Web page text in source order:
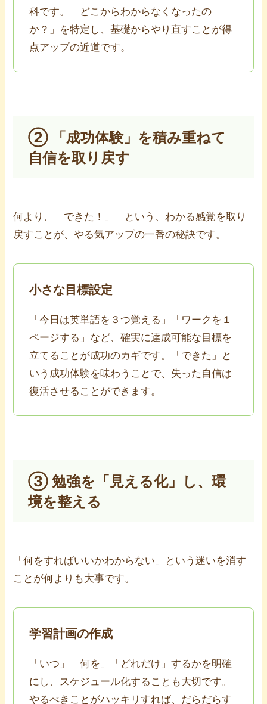
科です。「どこからわからなくなったの
か？」を特定し、基礎からやり直すことが得
点アップの近道です。
② 「成功体験」を積み重ねて
自信を取り戻す
何より、「できた！」 という、わかる感覚を取り
戻すことが、やる気アップの一番の秘訣です。
小さな目標設定
「今日は英単語を３つ覚える」「ワークを１
ページする」など、確実に達成可能な目標を
立てることが成功のカギです。「できた」と
いう成功体験を味わうことで、失った自信は
復活させることができます。
③ 勉強を「見える化」し、環
境を整える
「何をすればいいかわからない」という迷いを消す
ことが何よりも大事です。
学習計画の作成
「いつ」「何を」「どれだけ」するかを明確
にし、スケジュール化することも大切です。
やるべきことがハッキリすれば、だらだらす